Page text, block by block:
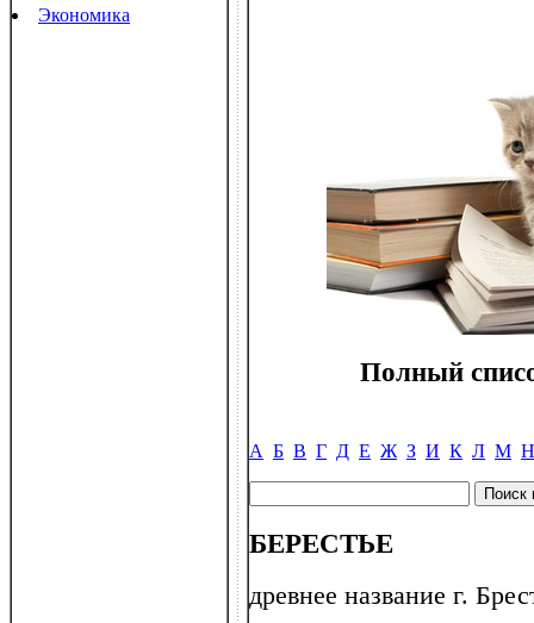
Экономика
Полный
А Б В Г Д Е Ж З И К Л М Н
БЕРЕСТЬЕ
древнее название г.